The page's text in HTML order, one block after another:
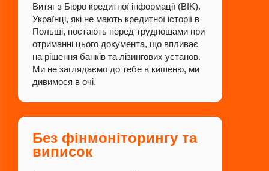
Витяг з Бюро кредитної інформації (BIK).
Українці, які не мають кредитної історії в
Польщі, постають перед труднощами при
отриманні цього документа, що впливає
на рішення банків та лізингових установ.
Ми не заглядаємо до тебе в кишеню, ми
дивимося в очі.
Без фінмоніторингу та
виписок